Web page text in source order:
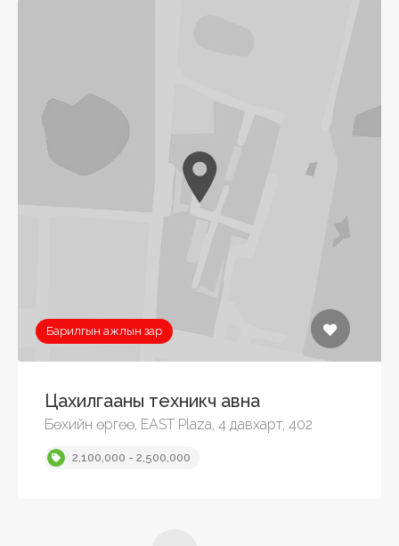
Барилгын ажлын зар
Цахилгааны техникч авна
Бөхийн өргөө, EAST Plaza, 4 давхарт, 402
2,100,000 - 2,500,000